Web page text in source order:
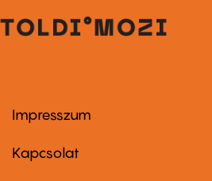
Footer
first
Impresszum
Kapcsolat